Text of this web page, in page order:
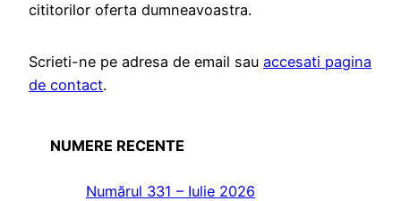
cititorilor oferta dumneavoastra.
Scrieti-ne pe adresa de email sau accesati pagina
de contact.
NUMERE RECENTE
Numărul 331 – Iulie 2026